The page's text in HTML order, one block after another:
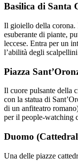
Basilica di Santa
Il gioiello della corona.
esuberante di piante,
leccese. Entra per un
l’abilità degli
Piazza
Il cuore pulsante della
con la statua di
di un anfiteatro
per il people‑watching
Duomo
Una delle piazze